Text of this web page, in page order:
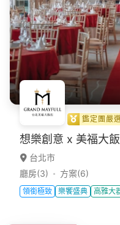
鑑定團嚴
想樂創意 x 美福大
台北市
廳房(3)
方案(6)
領銜極致 樂饗盛典 高雅大